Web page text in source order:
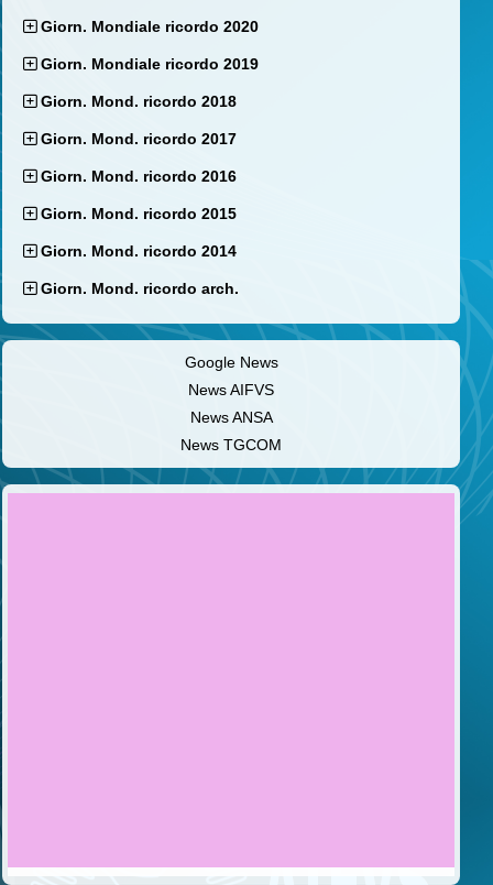
Giorn. Mondiale ricordo 2020
Giorn. Mondiale ricordo 2019
Giorn. Mond. ricordo 2018
Giorn. Mond. ricordo 2017
Giorn. Mond. ricordo 2016
Giorn. Mond. ricordo 2015
Giorn. Mond. ricordo 2014
Giorn. Mond. ricordo arch.
Google News
News AIFVS
News ANSA
News TGCOM